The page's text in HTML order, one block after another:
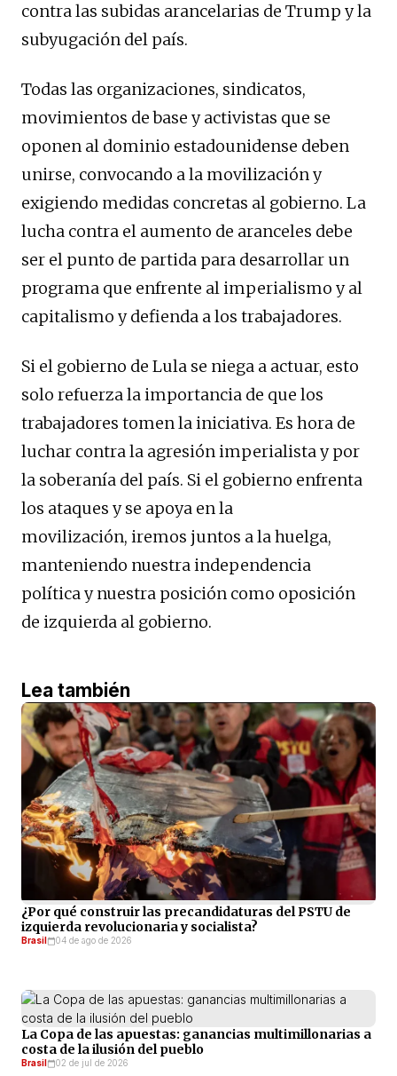
contra las subidas arancelarias de Trump y la
subyugación del país.
Todas las organizaciones, sindicatos,
movimientos de base y activistas que se
oponen al dominio estadounidense deben
unirse, convocando a la movilización y
exigiendo medidas concretas al gobierno. La
lucha contra el aumento de aranceles debe
ser el punto de partida para desarrollar un
programa que enfrente al imperialismo y al
capitalismo y defienda a los trabajadores.
Si el gobierno de Lula se niega a actuar, esto
solo refuerza la importancia de que los
trabajadores tomen la iniciativa. Es hora de
luchar contra la agresión imperialista y por
la soberanía del país. Si el gobierno enfrenta
los ataques y se apoya en la
movilización, iremos juntos a la huelga,
manteniendo nuestra independencia
política y nuestra posición como oposición
de izquierda al gobierno.
Lea también
¿Por qué construir las precandidaturas del PSTU de
izquierda revolucionaria y socialista?
Brasil 04 de ago de 2026
La Copa de las apuestas: ganancias multimillonarias a
costa de la ilusión del pueblo
Brasil 02 de jul de 2026